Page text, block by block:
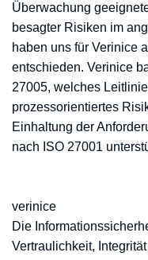
Überwachung
besagter Risiken im
haben uns für Verinice
entschieden. Verinice
27005, welches
prozessorientiertes
Einhaltung der
nach ISO 27001
verinice
Die
Vertraulichkeit,